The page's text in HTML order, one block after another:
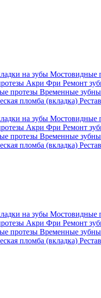
на зубы Мостовидные
Акри Фри Ремонт
протезы Временные
пломба (вкладка)
на зубы Мостовидные
Акри Фри Ремонт
протезы Временные
пломба (вкладка)
на зубы Мостовидные
Акри Фри Ремонт
протезы Временные
пломба (вкладка)